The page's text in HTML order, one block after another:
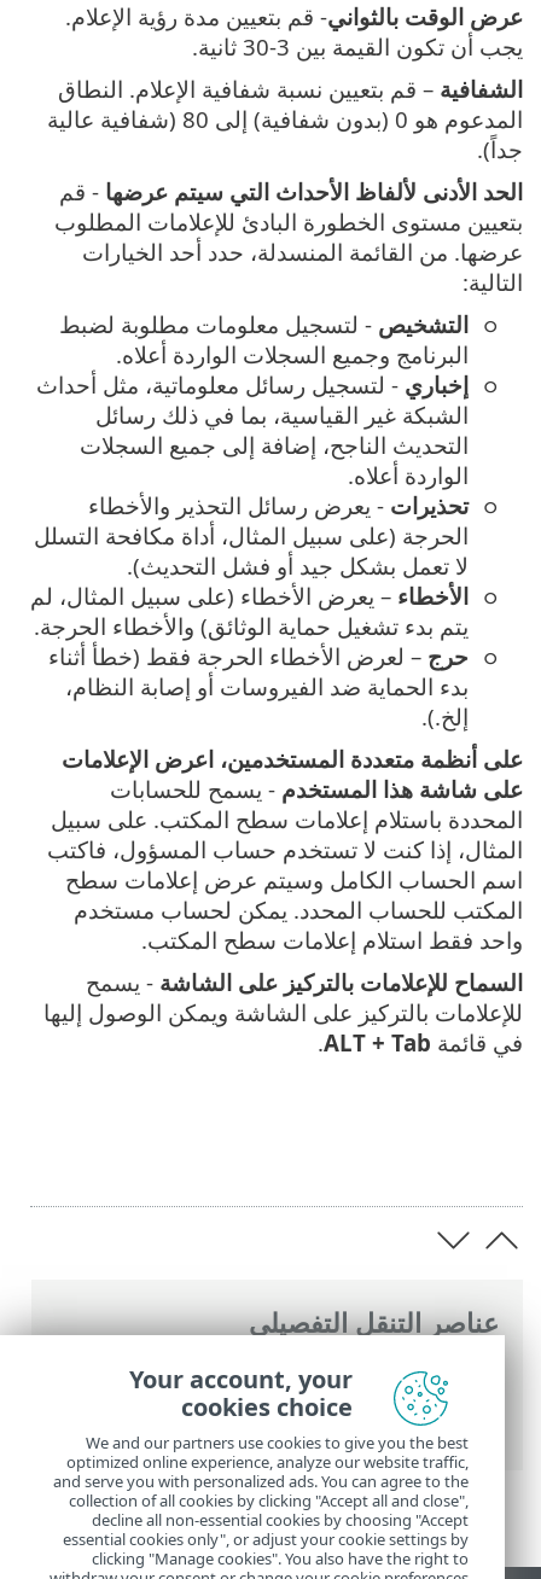
عناصر التنقل التفصيلي
تعليمات ESET عبر الإنترنت >
ESET NOD32
Antivirus
> الإعداد المتقدم>الإعلامات
إعلامات سطح المكتب
عرض الوقت بالثواني- قم بتعيين مدة رؤية الإعلام.
يجب أن تكون القيمة بين 3-30 ثانية.
الشفافية – قم بتعيين نسبة شفافية الإعلام. النطاق
المدعوم هو 0 (بدون شفافية) إلى 80 (شفافية عالية
جداً).
الحد الأدنى لألفاظ الأحداث التي سيتم عرضها - قم
بتعيين مستوى الخطورة البادئ للإعلامات المطلوب
عرضها. من القائمة المنسدلة، حدد أحد الخيارات
التالية:
التشخيص - لتسجيل معلومات مطلوبة لضبط
البرنامج وجميع السجلات الواردة أعلاه.
إخباري - لتسجيل رسائل معلوماتية، مثل أحداث
الشبكة غير القياسية، بما في ذلك رسائل
التحديث الناجح، إضافة إلى جميع السجلات
الواردة أعلاه.
تحذيرات - يعرض رسائل التحذير والأخطاء
الحرجة (على سبيل المثال، أداة مكافحة التسلل
لا تعمل بشكل جيد أو فشل التحديث).
الأخطاء – يعرض الأخطاء (على سبيل المثال، لم
يتم بدء تشغيل حماية الوثائق) والأخطاء الحرجة.
حرج – لعرض الأخطاء الحرجة فقط (خطأ أثناء
بدء الحماية ضد الفيروسات أو إصابة النظام،
إلخ.).
على أنظمة متعددة المستخدمين، اعرض الإعلامات
على شاشة هذا المستخدم - يسمح للحسابات
المحددة باستلام إعلامات سطح المكتب. على سبيل
المثال، إذا كنت لا تستخدم حساب المسؤول، فاكتب
اسم الحساب الكامل وسيتم عرض إعلامات سطح
المكتب للحساب المحدد. يمكن لحساب مستخدم
واحد فقط استلام إعلامات سطح المكتب.
السماح للإعلامات بالتركيز على الشاشة - يسمح
للإعلامات بالتركيز على الشاشة ويمكن الوصول إليها
في قائمة ALT + Tab
.
Your account, your
cookies choice
We and our partners use cookies to give you the best
optimized online experience, analyze our website traffic,
and serve you with personalized ads. You can agree to the
collection of all cookies by clicking "Accept all and close",
decline all non-essential cookies by choosing "Accept
essential cookies only", or adjust your cookie settings by
clicking "Manage cookies". You also have the right to